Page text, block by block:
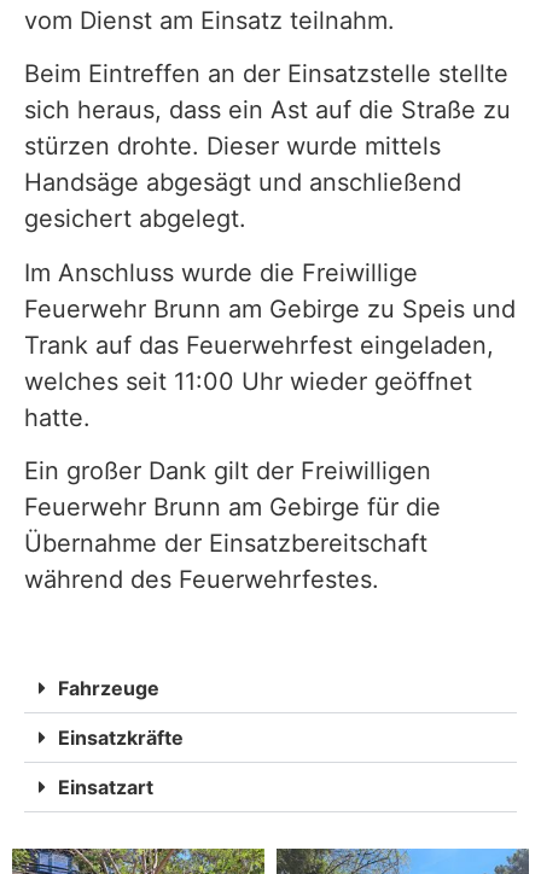
vom Dienst am Einsatz teilnahm.
Beim Eintreffen an der Einsatzstelle stellte
sich heraus, dass ein Ast auf die Straße zu
stürzen drohte. Dieser wurde mittels
Handsäge abgesägt und anschließend
gesichert abgelegt.
Im Anschluss wurde die Freiwillige
Feuerwehr Brunn am Gebirge zu Speis und
Trank auf das Feuerwehrfest eingeladen,
welches seit 11:00 Uhr wieder geöffnet
hatte.
Ein großer Dank gilt der Freiwilligen
Feuerwehr Brunn am Gebirge für die
Übernahme der Einsatzbereitschaft
während des Feuerwehrfestes.
Fahrzeuge
Einsatzkräfte
Einsatzart